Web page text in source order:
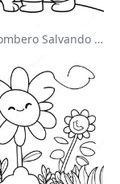
Valiente Bombero Salvando Un Gato Para Colorear